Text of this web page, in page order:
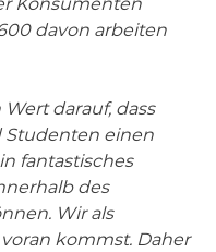
davon arbeiten
darauf, dass
Studenten einen
fantastisches
des
Wir als
kommst. Daher